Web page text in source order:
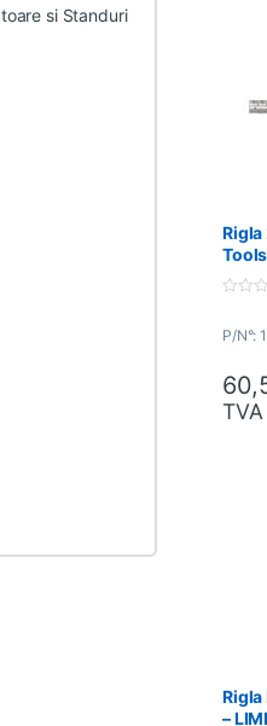
Rigla
u
f
5
P/N°:
TVA
–
si Standuri